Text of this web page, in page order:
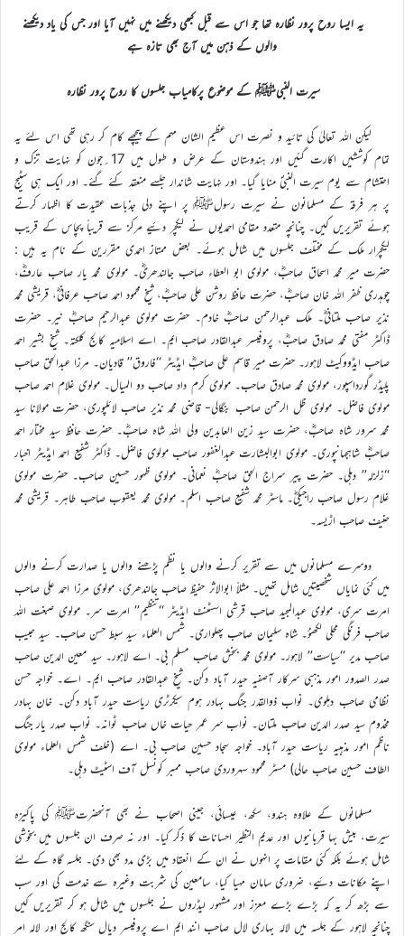
یہ ایسا روح پرور نظارہ تھا جو اس سے قبل کبھی دیکھنے میں نہیں آیا اور جس کی یاد دیکھنے
والوں کے ذہن میں آج بھی تازہ ہے
سیرت النبیﷺ کے موضوع پرکامیاب جلسوں کا روح پرور نظارہ
لیکن اللہ تعالیٰ کی تائید و نصرت اس عظیم الشان مہم کے پیچھے کام کر رہی تھی اس لئے یہ
تمام کوششیں اکارت گئیں اور ہندوستان کے عرض و طول میں 17؍جون کو نہایت تزک و
احتشام سے یوم سیرت النبیؐ منایا گیا۔ اور نہایت شاندار جلسے منعقد کئے گئے۔ اور ایک ہی سٹیج
پر ہر فرقہ کے مسلمانون نے سیرت رسولﷺ پر اپنے دلی جذبات عقیدت کا اظہار کرتے
ہوئے تقریریں کیں۔ چنانچہ متعدد مقامی احمدیوں نے لیکچر دئیے مرکز سے قریباً پچاس کے قریب
لیکچرار ملک کے مختلف جلسوں میں شامل ہوئے۔ بعض ممتاز احمدی مقررین کے نام یہ ہیں :
حضرت میر محمد اسحاق صاحبؓ، مولوی ابو العطاء صاحب جالندھریؓ۔ مولوی محمد یار صاحب عارفؓ،
چوہدری ظفر اللہ خان صاحبؓ، حضرت حافظ روشن علی صاحبؓ، شیخ محمود احمد صاحب عرفانیؓ، قریشی محمد
نذیر صاحب ملتانیؓ۔ ملک عبدالرحمن صاحبؓ خادم۔ حضرت مولوی عبدالرحیم صاحبؓ نیر۔ حضرت
ڈاکٹر مفتی محمد صادق صاحبؓ، پروفیسر عبدالقادر صاحب ایم۔ اے اسلامیہ کالج کلکتہ۔ شیخ بشیر احمد
صاحب ایڈووکیٹ لاہور۔ حضرت میر قاسم علی صاحبؓ ایڈیٹر ‘‘فاروق’’ قادیان۔ مرزا عبدالحق صاحب
پلیڈر گورداسپور، مولوی محمد صادق صاحب۔ مولوی کرم داد صاحب دو المیال۔ مولوی غلام احمد صاحب
مولوی فاضل۔ مولوی ظل الرحمن صاحب بنگالی- قاضی محمد نذیر صاحب لائلپوری، حضرت مولانا سید
محمد سرور شاہ صاحبؓ، حضرت سید زین العابدین ولی اللہ شاہ صاحبؓ۔ حضرت حافظ سید مختار احمد
صاحبؓ شاہجہانپوری۔ مولوی ابوالبشارت عبدالغفور صاحب مولوی فاضل۔ ڈاکٹر شفیع احمد ایڈیٹر اخبار
‘‘زلزلہ’’ دہلی۔ حضرت پیر سراج الحق صاحبؓ نعمانی۔ مولوی ظہور حسین صاحب۔ حضرت مولوی
غلام رسول صاحب راجیکیؓ۔ ماسٹر محمد شفیع صاحب اسلم۔ مولوی محمد یعقوب صاحب طاہر۔ قریشی محمد
حنیف صاحب اڑیسہ۔
دوسرے مسلمانوں میں سے تقریر کرنے والوں یا نظم پڑھنے والوں یا صدارت کرنے والوں
میں کئی نمایاں شخصیتیں شامل تھیں۔ مثلاً ابوالاثر حفیظ صاحب جالندھری، مولوی مرزا احمد علی صاحب
امرت سری، مولوی عبدالمجید صاحب قرشی اسسٹنٹ ایڈیٹر ‘‘تنظیم’’ امرت سر۔ مولوی صبغت اللہ
صاحب فرنگی محلی لکھنؤ۔ شاہ سلیمان صاحب پھلواری۔ شمس العلماء سید سبط حسن صاحب۔ سید حبیب
صاحب مدیر ‘‘سیاست’’ لاہور۔ مولوی محمد بخش صاحب مسلم بی۔ اے لاہور۔ سید معین الدین صاحب
صدر الصدور امور مذہبی سرکار آصفیہ حیدر آباد دکن۔ شیخ عبدالقادر صاحب ایم۔ اے۔ خواجہ حسن
نظامی صاحب دہلوی۔ نواب ذوالقدر جنگ بہادر ہوم سیکرٹری ریاست حیدر آباد دکن۔ خان بہادر
مخدوم سید صدر الدین صاحب ملتان۔ نواب سر عمر حیات خاں صاحب ٹوانہ۔ نواب صدر یار جنگ
ناظم امور مذہبیہ ریاست حیدر آباد۔ خواجہ سجاد حسین صاحب بی۔ اے (خلف شمس العلماء مولوی
الطاف حسین صاحب حالی) مسٹر محمود سہروردی صاحب ممبر کونسل آف اسٹیٹ دہلی۔
مسلمانوں کے علاوہ ہندو، سکھ، عیسائی، جینی اصحاب نے بھی آنحضرتﷺ کی پاکیزہ
سیرت، بیش بہا قربانیوں اور عدیم النظیر احسانات کا ذکر کیا۔ اور نہ صرف ان جلسوں میں بخوشی
شامل ہوئے بلکہ کئی مقامات پر انہوں نے ان کے انعقاد میں بڑی مدد بھی دی۔ جلسہ گاہ کے لئے
اپنے مکانات دئیے، ضروری سامان مہیا کیا، سامعین کی شربت وغیرہ سے خدمت کی اور سب
سے بڑھ کر یہ کہ بڑے بڑے معزز اور مشہور لیڈروں نے جلسوں میں شامل ہو کر تقریریں کیں
چنانچہ لاہور کے جلسہ میں لالہ بہاری لال صاحب انند ایم اے پروفیسر دیال سنگھ کالج اور لالہ امر